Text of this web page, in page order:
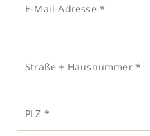
E-Mail-Adresse *
Straße + Hausnummer *
PLZ *